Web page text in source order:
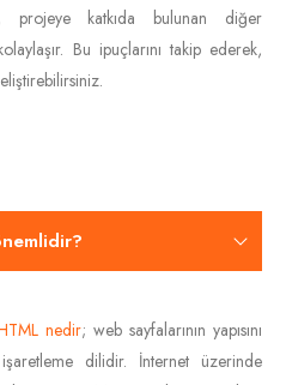
projeye katkıda bulunan diğer
Bu ipuçlarını takip ederek,
nedir; web sayfalarının yapısını
dilidir. İnternet üzerinde